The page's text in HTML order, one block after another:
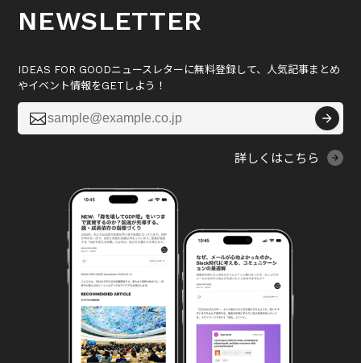
NEWSLETTER
IDEAS FOR GOODニュースレターに無料登録して、人気記事まとめ
やイベント情報をGETしよう！

詳しくはこちら